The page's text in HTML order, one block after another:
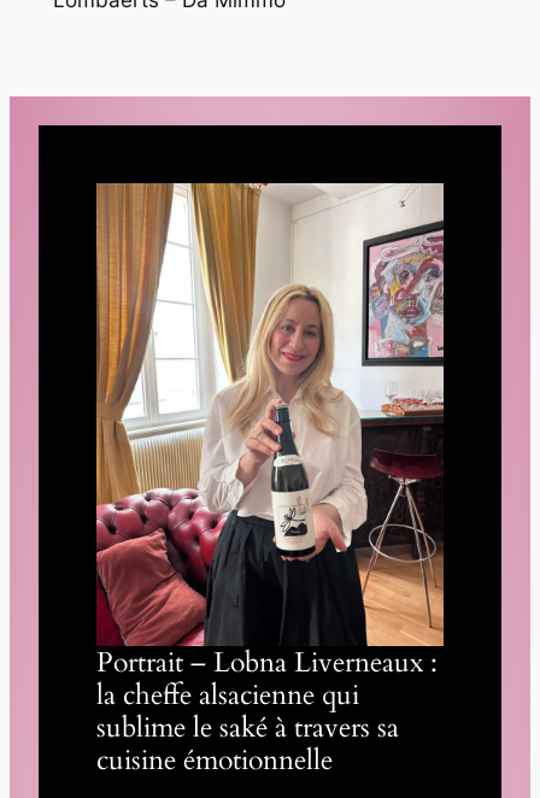
Portrait – Lobna Liverneaux :
la cheffe alsacienne qui
sublime le saké à travers sa
cuisine émotionnelle